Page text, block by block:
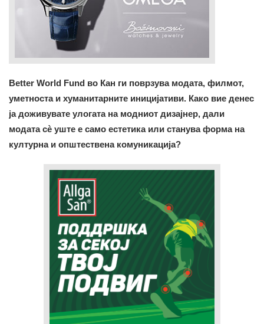
Better World Fund во Кан ги поврзува модата, филмот,
уметноста и хуманитарните иницијативи. Како вие денес
ја доживувате улогата на модниот дизајнер, дали
модата сè уште е само естетика или станува форма на
културна и општествена комуникација?